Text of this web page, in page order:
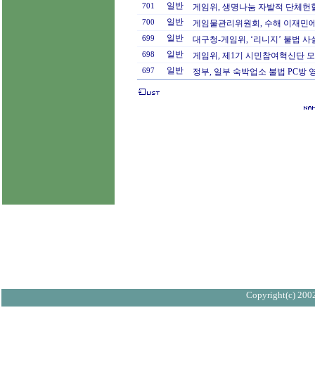
701 일반 게임위, 생명나눔 자발적 단체헌
700 일반 게임물관리위원회, 수해 이재민
699 일반 대구청-게임위, ‘리니지’ 불법
698 일반 게임위, 제1기 시민참여혁신단
697 일반 정부, 일부 숙박업소 불법 PC방
Copyright(c)